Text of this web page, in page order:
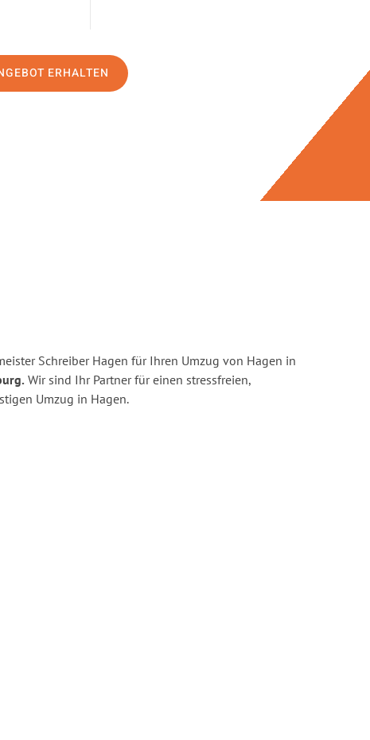
ERHALTEN
Schreiber Hagen für Ihren Umzug von Hagen in
Wir sind Ihr Partner für einen stressfreien,
Umzug in Hagen.